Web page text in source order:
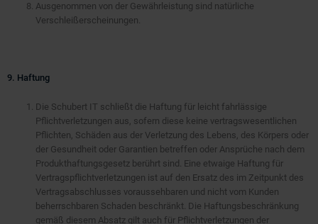
Ausgenommen von der Gewährleistung sind natürliche
Verschleißerscheinungen.
9. Haftung
Die Schubert IT schließt die Haftung für leicht fahrlässige
Pflichtverletzungen aus, sofern diese keine vertragswesentlichen
Pflichten, Schäden aus der Verletzung des Lebens, des Körpers oder
der Gesundheit oder Garantien betreffen oder Ansprüche nach dem
Produkthaftungsgesetz berührt sind. Eine etwaige Haftung für
Vertragspflichtverletzungen ist auf den Ersatz des im Zeitpunkt des
Vertragsabschlusses voraussehbaren und nicht vom Kunden
beherrschbaren Schaden beschränkt. Die Haftungsbeschränkung
gemäß diesem Absatz gilt auch für Pflichtverletzungen der